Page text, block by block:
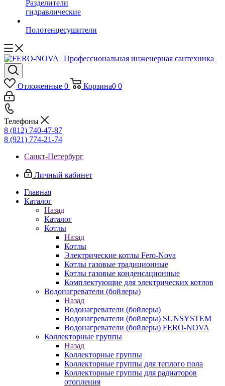
Разделители
гидравлические
Полотенцесушители
Отложенные 0 Корзина0 0
Телефоны
8 (812) 740-47-87
8 (921) 774-21-74
Санкт-Петербург
Личный кабинет
Главная
Каталог
Назад
Каталог
Котлы
Назад
Котлы
Электрические котлы Fero-Nova
Котлы газовые традиционные
Котлы газовые конденсационные
Комплектующие для электрических котлов
Водонагреватели (бойлеры)
Назад
Водонагреватели (бойлеры)
Водонагреватели (бойлеры) SUNSYSTEM
Водонагреватели (бойлеры) FERO-NOVA
Коллекторные группы
Назад
Коллекторные группы
Коллекторные группы для теплого пола
Коллекторные группы для радиаторов
отопления